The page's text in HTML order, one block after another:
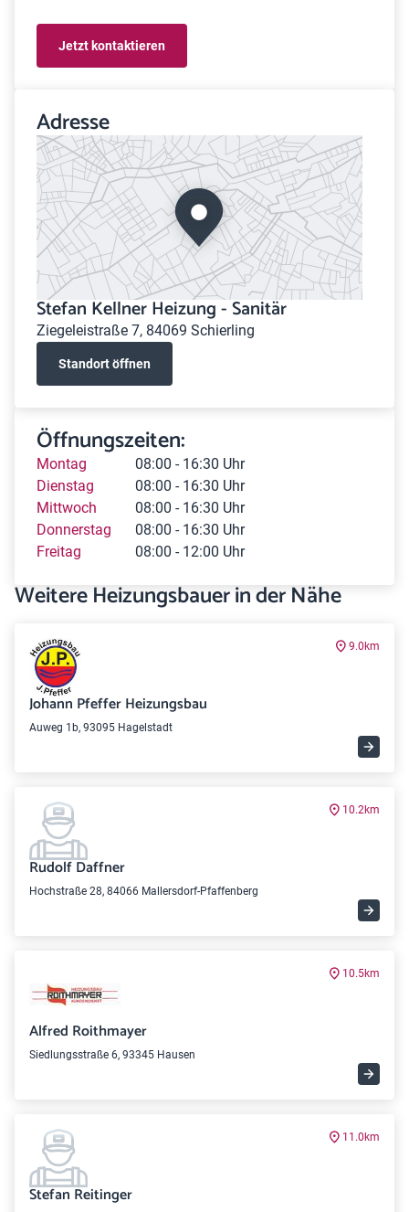
Jetzt kontaktieren
Adresse
Stefan Kellner Heizung - Sanitär
Ziegeleistraße 7, 84069 Schierling
Standort öffnen
Öffnungszeiten:
Montag
08:00 - 16:30 Uhr
Dienstag
08:00 - 16:30 Uhr
Mittwoch
08:00 - 16:30 Uhr
Donnerstag
08:00 - 16:30 Uhr
Freitag
08:00 - 12:00 Uhr
Weitere Heizungsbauer in der Nähe
9.0km
Johann Pfeffer Heizungsbau
Auweg 1b, 93095 Hagelstadt
10.2km
Rudolf Daffner
Hochstraße 28, 84066 Mallersdorf-Pfaffenberg
10.5km
Alfred Roithmayer
Siedlungsstraße 6, 93345 Hausen
11.0km
Stefan Reitinger